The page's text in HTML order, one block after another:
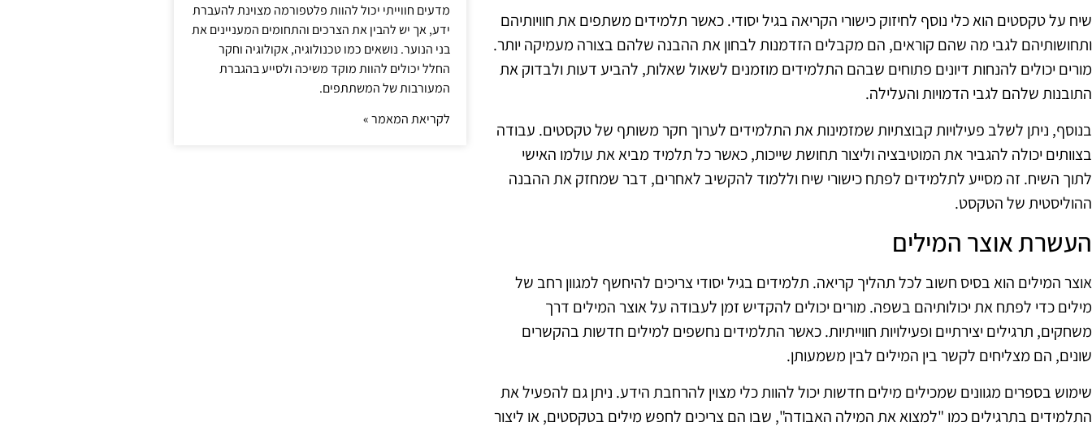
שיח על טקסטים הוא כלי נוסף לחיזוק כישורי הקריאה בגיל יסודי. כאשר תלמידים משתפים את חוויותיהם
ותחושותיהם לגבי מה שהם קוראים, הם מקבלים הזדמנות לבחון את ההבנה שלהם בצורה מעמיקה יותר.
מורים יכולים להנחות דיונים פתוחים שבהם התלמידים מוזמנים לשאול שאלות, להביע דעות ולבדוק את
התובנות שלהם לגבי הדמויות והעלילה.
בנוסף, ניתן לשלב פעילויות קבוצתיות שמזמינות את התלמידים לערוך חקר משותף של טקסטים. עבודה
בצוותים יכולה להגביר את המוטיבציה וליצור תחושת שייכות, כאשר כל תלמיד מביא את עולמו האישי
לתוך השיח. זה מסייע לתלמידים לפתח כישורי שיח וללמוד להקשיב לאחרים, דבר שמחזק את ההבנה
ההוליסטית של הטקסט.
העשרת אוצר המילים
אוצר המילים הוא בסיס חשוב לכל תהליך קריאה. תלמידים בגיל יסודי צריכים להיחשף למגוון רחב של
מילים כדי לפתח את יכולותיהם בשפה. מורים יכולים להקדיש זמן לעבודה על אוצר המילים דרך
משחקים, תרגילים יצירתיים ופעילויות חווייתיות. כאשר התלמידים נחשפים למילים חדשות בהקשרים
שונים, הם מצליחים לקשר בין המילים לבין משמעותן.
שימוש בספרים מגוונים שמכילים מילים חדשות יכול להוות כלי מצוין להרחבת הידע. ניתן גם להפעיל את
התלמידים בתרגילים כמו "למצוא את המילה האבודה", שבו הם צריכים לחפש מילים בטקסטים, או ליצור
מדעים חווייתי יכול להוות פלטפורמה מצוינת להעברת
ידע, אך יש להבין את הצרכים והתחומים המעניינים את
בני הנוער. נושאים כמו טכנולוגיה, אקולוגיה וחקר
החלל יכולים להוות מוקד משיכה ולסייע בהגברת
המעורבות של המשתתפים.
לקריאת המאמר »